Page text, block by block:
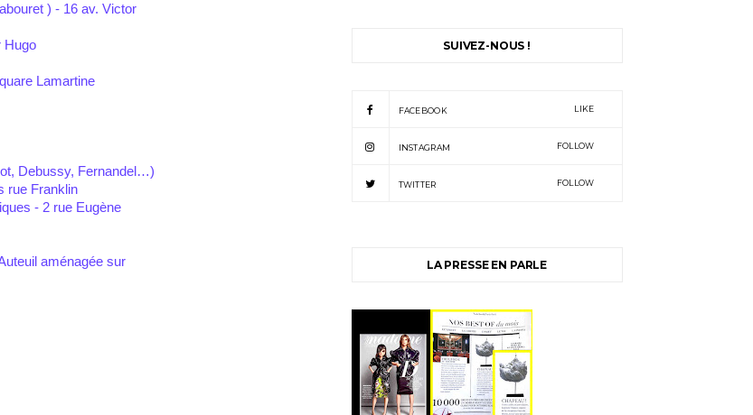
) - 16 av. Victor
Hugo
Lamartine
Debussy, Fernandel…)
rue Franklin
- 2 rue Eugène
aménagée sur
SUIVEZ-NOUS !
FACEBOOK LIKE
INSTAGRAM FOLLOW
TWITTER FOLLOW
LA PRESSE EN PARLE